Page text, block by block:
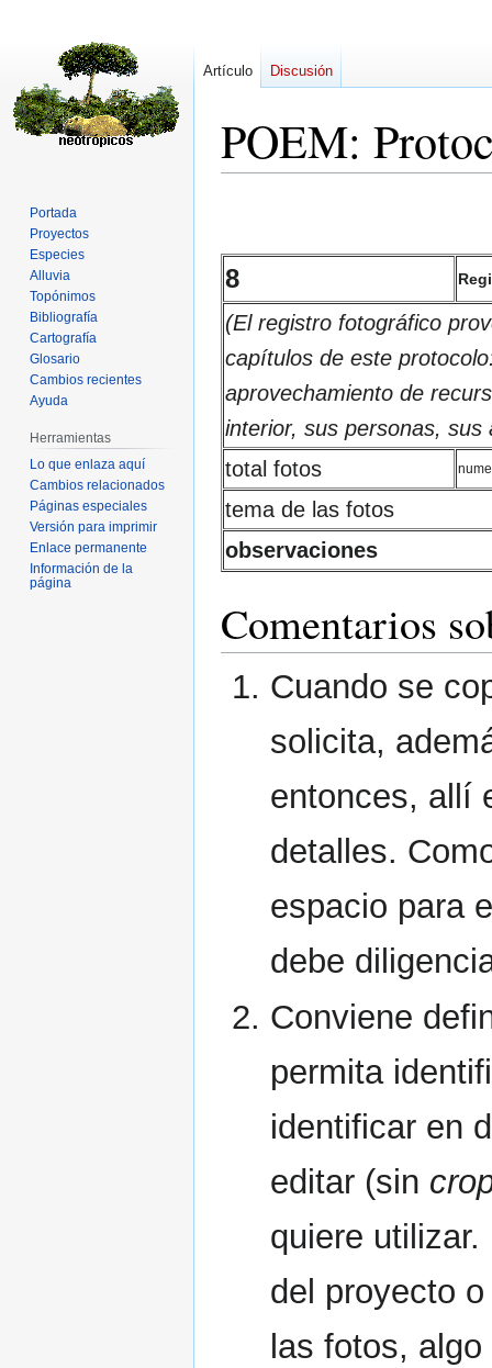
POEM:
la
navegación
la
búsqueda
8
(El registro fotográfico
capítulos de este
aprovechamiento de
interior, sus personas,
total fotos
tema de las fotos
observaciones
Comentarios
Cuando se
solicita,
entonces, allí
detalles.
espacio para
debe
Conviene
permita
identificar en
editar (sin
quiere
del proyecto
las fotos,
Artículo Discusión
Portada
Proyectos
Especies
Alluvia
Topónimos
Bibliografía
Cartografía
Glosario
Cambios recientes
Ayuda
Herramientas
Lo que enlaza aquí
Cambios relacionados
Páginas especiales
Versión para imprimir
Enlace permanente
Información de la
página